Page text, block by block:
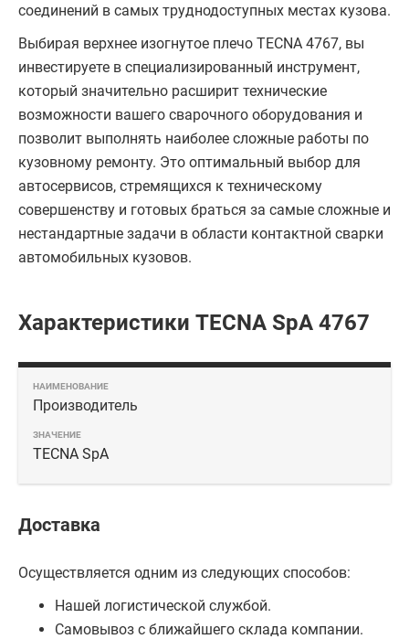
соединений в самых труднодоступных местах кузова.
Выбирая верхнее изогнутое плечо TECNA 4767, вы
инвестируете в специализированный инструмент,
который значительно расширит технические
возможности вашего сварочного оборудования и
позволит выполнять наиболее сложные работы по
кузовному ремонту. Это оптимальный выбор для
автосервисов, стремящихся к техническому
совершенству и готовых браться за самые сложные и
нестандартные задачи в области контактной сварки
автомобильных кузовов.
Характеристики TECNA SpA 4767
Производитель
TECNA SpA
Доставка
Осуществляется одним из следующих способов:
Нашей логистической службой.
Самовывоз с ближайшего склада компании.